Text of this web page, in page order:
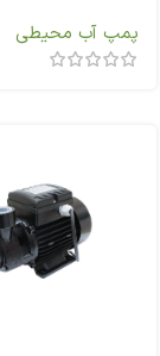
پمپ آب محیطی